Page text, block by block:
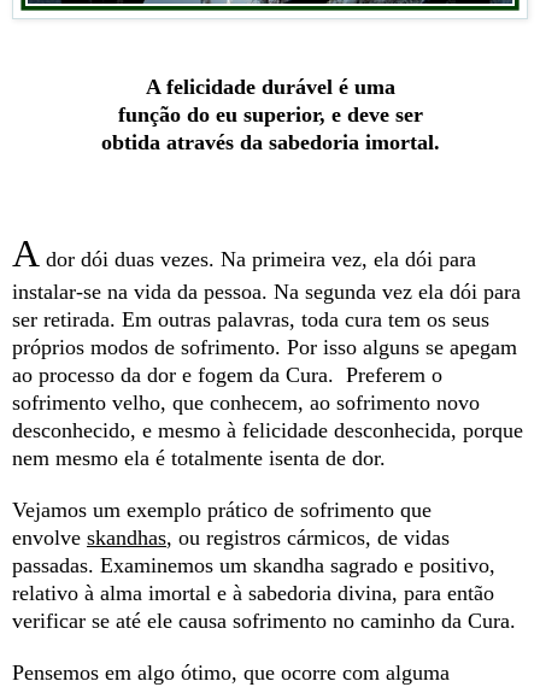
A felicidade durável é uma
função do eu superior, e deve ser
obtida através da sabedoria imortal.
A dor dói duas vezes. Na primeira vez, ela dói para
instalar-se na vida da pessoa. Na segunda vez ela dói para
ser retirada. Em outras palavras, toda cura tem os seus
próprios modos de sofrimento. Por isso alguns se apegam
ao processo da dor e fogem da Cura. Preferem o
sofrimento velho, que conhecem, ao sofrimento novo
desconhecido, e mesmo à felicidade desconhecida, porque
nem mesmo ela é totalmente isenta de dor.
Vejamos um exemplo prático de sofrimento que
envolve skandhas, ou registros cármicos, de vidas
passadas. Examinemos um skandha sagrado e positivo,
relativo à alma imortal e à sabedoria divina, para então
verificar se até ele causa sofrimento no caminho da Cura.
Pensemos em algo ótimo, que ocorre com alguma